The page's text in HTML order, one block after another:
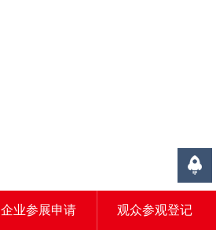
企业参展申请 观众参观登记